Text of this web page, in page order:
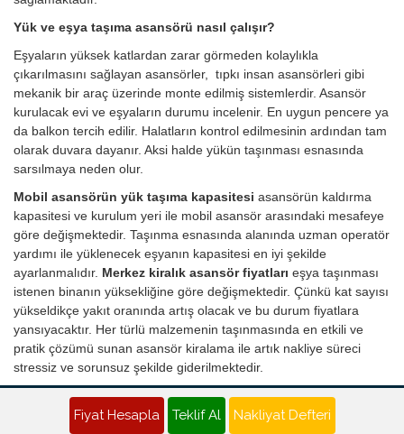
Yük ve eşya taşıma asansörü nasıl çalışır?
Eşyaların yüksek katlardan zarar görmeden kolaylıkla
çıkarılmasını sağlayan asansörler, tıpkı insan asansörleri gibi
mekanik bir araç üzerinde monte edilmiş sistemlerdir. Asansör
kurulacak evi ve eşyaların durumu incelenir. En uygun pencere ya
da balkon tercih edilir. Halatların kontrol edilmesinin ardından tam
olarak duvara dayanır. Aksi halde yükün taşınması esnasında
sarsılmaya neden olur.
Mobil asansörün yük taşıma kapasitesi asansörün kaldırma
kapasitesi ve kurulum yeri ile mobil asansör arasındaki mesafeye
göre değişmektedir. Taşınma esnasında alanında uzman operatör
yardımı ile yüklenecek eşyanın kapasitesi en iyi şekilde
ayarlanmalıdır. Merkez kiralık asansör fiyatları eşya taşınması
istenen binanın yüksekliğine göre değişmektedir. Çünkü kat sayısı
yükseldikçe yakıt oranında artış olacak ve bu durum fiyatlara
yansıyacaktır. Her türlü malzemenin taşınmasında en etkili ve
pratik çözümü sunan asansör kiralama ile artık nakliye süreci
stressiz ve sorunsuz şekilde giderilmektedir.
Merkez Nakliyat Teklifi - Evden Eve Nakliye Fiyatı Al
Fiyat Hesapla Teklif Al Nakliyat Defteri